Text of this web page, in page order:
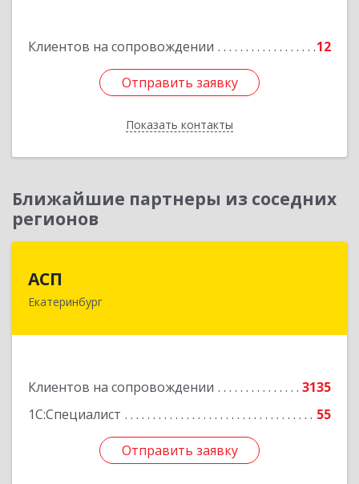
Клиентов на сопровождении 12
Отправить заявку
Показать контакты
Отправить заявку
Назад
Ближайшие партнеры из соседних
регионов
АСП
Екатеринбург
Клиентов на сопровождении
3135
1С:Специалист
55
Отправить заявку
620075, Свердловская обл, Екатеринбург г,
Отправить заявку